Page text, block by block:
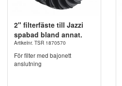
2" filterfäste till Jazzi
spabad bland annat.
Artikelnr. TSR 1870570
För filter med bajonett
anslutning